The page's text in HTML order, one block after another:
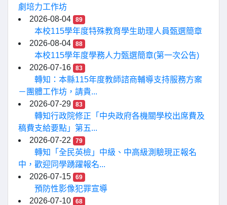
劇培力工作坊
2026-08-04
89
本校115學年度特殊教育學生助理人員甄選簡章
2026-08-04
88
本校115學年度學務人力甄選簡章(第一次公告)
2026-07-16
83
轉知：本縣115年度教師諮商輔導支持服務方案
－團體工作坊，請貴...
2026-07-29
83
轉知行政院修正「中央政府各機關學校出席費及
稿費支給要點」第五...
2026-07-22
79
轉知「全民英檢」中級、中高級測驗現正報名
中，歡迎同學踴躍報名...
2026-07-15
69
預防性影像犯罪宣導
2026-07-10
68